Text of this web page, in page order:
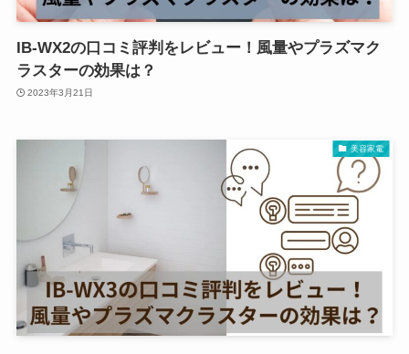
IB-WX2の口コミ評判をレビュー！風量やプラズマク
ラスターの効果は？
2023年3月21日
美容家電